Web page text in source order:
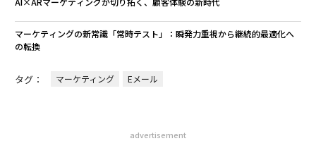
マーケティングの新常識「常時テスト」：瞬発力重視から継続的最適化へ
の転換
タグ： マーケティング Eメール
advertisement